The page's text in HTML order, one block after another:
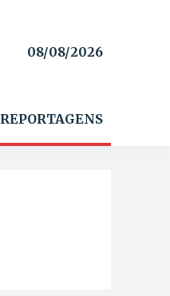
08/08/2026
REPORTAGENS